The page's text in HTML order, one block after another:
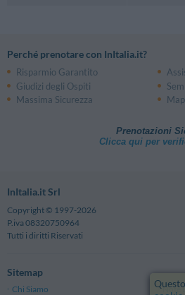
Perché prenotare con InItalia.it?
Risparmio Garantito
Giudizi degli Ospiti
Massima Sicurezza
Prenotazioni
Clicca qui per
InItalia.it Srl
Copyright © 1997-2026
P.iva 08320750964
Tutti i diritti Riservati
Sitemap
Chi Siamo Note